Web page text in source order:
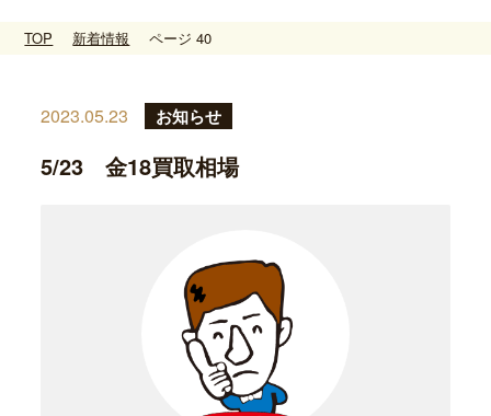
TOP 新着情報 ページ 40
2023.05.23 お知らせ
5/23 金18買取相場